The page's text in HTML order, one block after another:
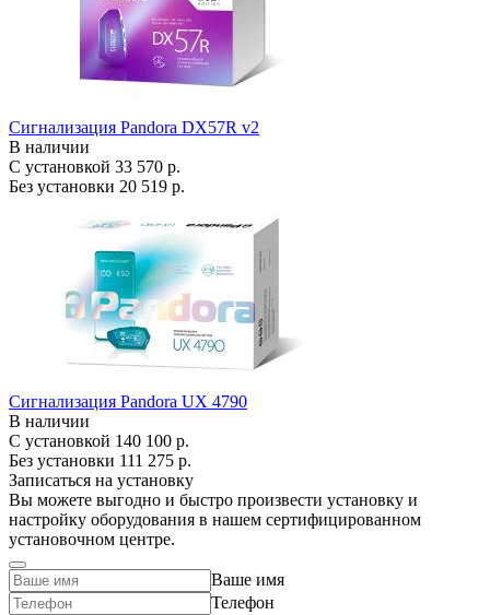
Сигнализация Pandora DX57R v2
В наличии
С установкой 33 570 р.
Без установки 20 519 р.
Сигнализация Pandora UX 4790
В наличии
С установкой 140 100 р.
Без установки 111 275 р.
Записаться на установку
Вы можете выгодно и быстро произвести установку и
настройку оборудования в нашем сертифицированном
установочном центре.
Ваше имя
Телефон